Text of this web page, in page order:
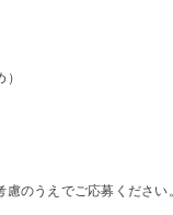
慮のうえでご応募ください